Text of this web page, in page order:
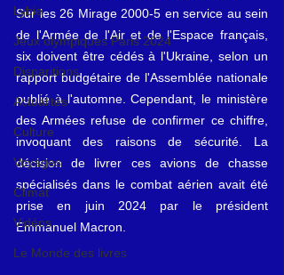
Lybie
Jeux olympiques Paris 2024
Disparitions
Actualités
Culture
Voyages
Climat
Vidéos
Le Monde des livres
Sur les 26 Mirage 2000-5 en service au sein
de l'Armée de l'Air et de l'Espace français,
six doivent être cédés à l'Ukraine, selon un
rapport budgétaire de l'Assemblée nationale
publié à l'automne. Cependant, le ministère
des Armées refuse de confirmer ce chiffre,
invoquant des raisons de sécurité. La
décision de livrer ces avions de chasse
spécialisés dans le combat aérien avait été
prise en juin 2024 par le président
Emmanuel Macron.